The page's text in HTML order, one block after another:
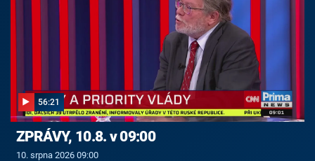
56:21
ZPRÁVY, 10.8. v 09:00
10. srpna 2026 09:00